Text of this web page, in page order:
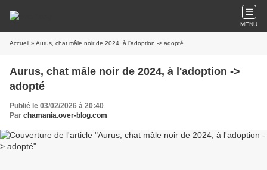
MENU
Accueil » Aurus, chat mâle noir de 2024, à l'adoption -> adopté
Aurus, chat mâle noir de 2024, à l'adoption ->
adopté
Publié le 03/02/2026 à 20:40
Par chamania.over-blog.com